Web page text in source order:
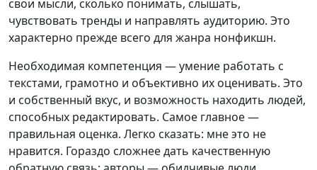
свои мысли, сколько понимать, слышать,
чувствовать тренды и направлять аудиторию. Это
характерно прежде всего для жанра нонфикшн.
Необходимая компетенция — умение работать с
текстами, грамотно и объективно их оценивать. Это
и собственный вкус, и возможность находить людей,
способных редактировать. Самое главное —
правильная оценка. Легко сказать: мне это не
нравится. Гораздо сложнее дать качественную